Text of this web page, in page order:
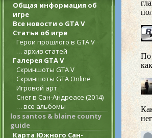
Общая информация об
игре
Все новости о GTA V
Статьи об игре
Герои прошлого в GTA V
… архив статей
Галерея GTA V
Скриншоты GTA V
Скриншоты GTA Online
Игровой арт
Снег в Сан-Андреасе (2014)
… все альбомы
los santos & blaine county
guide
Карта Южного Сан-